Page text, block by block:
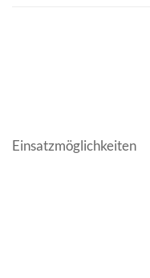
Einsatzmöglichkeiten